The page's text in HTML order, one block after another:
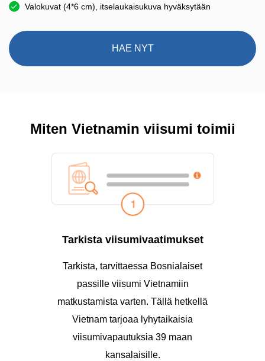
Valokuvat (4*6 cm), itselaukaisukuva hyväksytään
HAE NYT
Miten Vietnamin viisumi toimii
Tarkista viisumivaatimukset
Tarkista, tarvittaessa Bosnialaiset
passille viisumi Vietnamiin
matkustamista varten. Tällä hetkellä
Vietnam tarjoaa lyhytaikaisia
viisumivapautuksia 39 maan
kansalaisille.